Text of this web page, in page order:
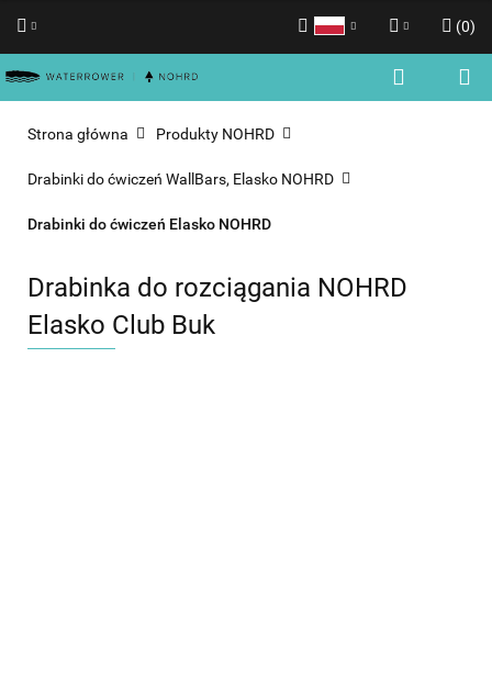
Zaloguj się
Zgody cookies
(0)
Strona główna Produkty NOHRD
Drabinki do ćwiczeń WallBars, Elasko NOHRD
Drabinki do ćwiczeń Elasko NOHRD
Drabinka do rozciągania NOHRD
Elasko Club Buk